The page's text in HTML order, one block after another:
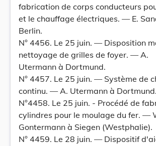
fabrication de corps conducteurs
et le chauffage électriques. — E.
Berlin.
N° 4456. Le 25 juin. — Disposition
nettoyage de grilles de foyer. — A.
Utermann à Dortmund.
N° 4457. Le 25 juin. — Système de
continu. — A. Utermann à Dortmund.
N°4458. Le 25 juin. - Procédé de
cylindres pour le moulage du fer. —
Gontermann à Siegen (Westphalie).
N° 4459. Le 28 juin. — Dispositif